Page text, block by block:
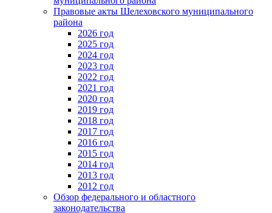
Правовые акты Шелеховского муниципального
района
2026 год
2025 год
2024 год
2023 год
2022 год
2021 год
2020 год
2019 год
2018 год
2017 год
2016 год
2015 год
2014 год
2013 год
2012 год
Обзор федерального и областного
законодательства